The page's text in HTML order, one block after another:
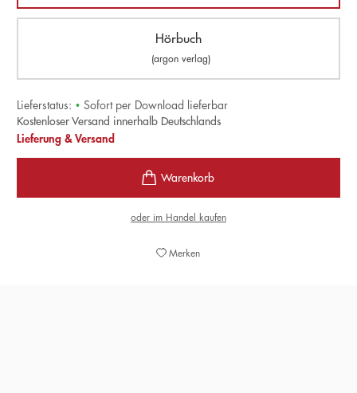
Hörbuch
(argon verlag)
Lieferstatus: • Sofort per Download lieferbar
Kostenloser Versand innerhalb Deutschlands
Lieferung & Versand
oder im Handel kaufen
Merken